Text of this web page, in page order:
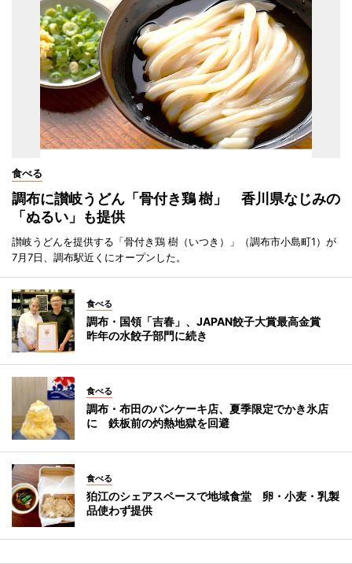
食べる
調布に讃岐うどん「骨付き鶏 樹」 香川県なじみの
「ぬるい」も提供
讃岐うどんを提供する「骨付き鶏 樹（いつき）」（調布市小島町1）が
7月7日、調布駅近くにオープンした。
食べる
調布・国領「吉春」、JAPAN餃子大賞最高金賞
昨年の水餃子部門に続き
食べる
調布・布田のパンケーキ店、夏季限定でかき氷店
に 鉄板前の灼熱地獄を回避
食べる
狛江のシェアスペースで地域食堂 卵・小麦・乳製
品使わず提供